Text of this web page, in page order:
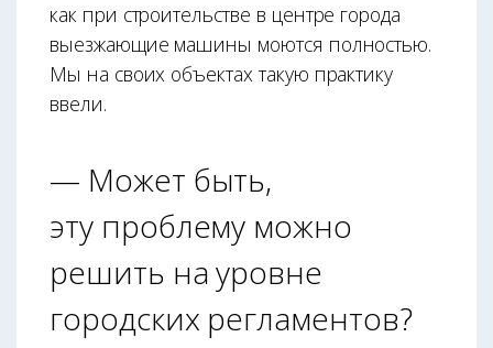
как при строительстве в центре города
выезжающие машины моются полностью.
Мы на своих объектах такую практику
ввели.
— Может быть,
эту проблему можно
решить на уровне
городских регламентов?